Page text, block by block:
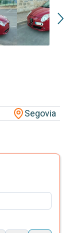
Segovia